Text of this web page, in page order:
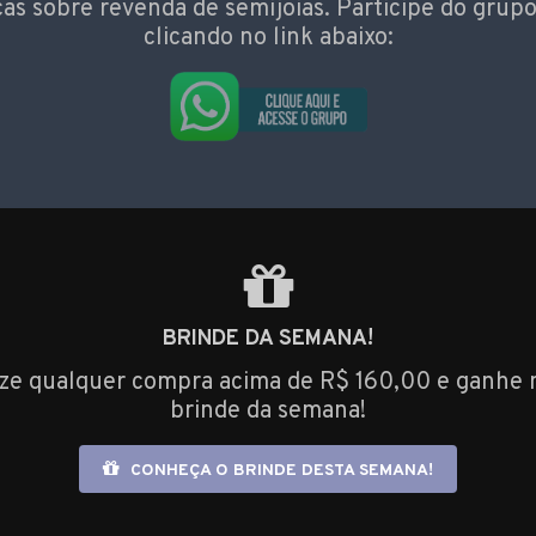
sobre revenda de semijoias. Participe do
clicando no link abaixo:
BRINDE DA SEMANA!
qualquer compra acima de R$ 160,00 e ganhe
brinde da semana!
CONHEÇA O BRINDE DESTA SEMANA!